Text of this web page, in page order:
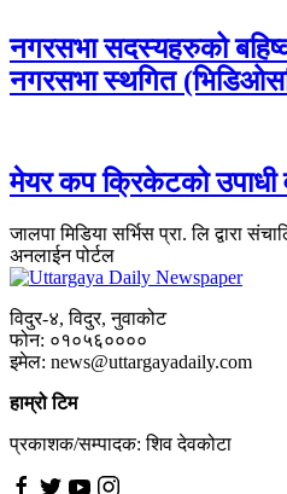
नगरसभा सदस्यहरुको
नगरसभा स्थगित
मेयर कप क्रिकेटको उपाधी
जालपा मिडिया सर्भिस प्रा. लि द्वारा
अनलाईन पोर्टल
विदुर-४, विदुर, नुवाकोट
फोन: ०१०५६००००
इमेल: news@uttargayadaily.com
हाम्रो टिम
प्रकाशक/सम्पादक: शिव देवकोटा